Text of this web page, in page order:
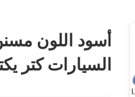
السيارات كتر يكترا